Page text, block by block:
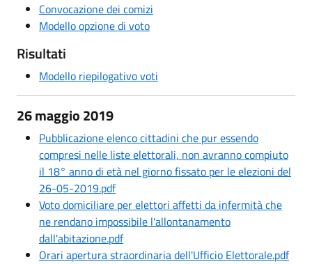
Convocazione dei comizi
Modello opzione di voto
Risultati
Modello riepilogativo voti
26 maggio 2019
Pubblicazione elenco cittadini che pur essendo
compresi nelle liste elettorali, non avranno compiuto
il 18° anno di età nel giorno fissato per le elezioni del
26-05-2019.pdf
Voto domiciliare per elettori affetti da infermità che
ne rendano impossibile l'allontanamento
dall'abitazione.pdf
Orari apertura straordinaria dell'Ufficio Elettorale.pdf